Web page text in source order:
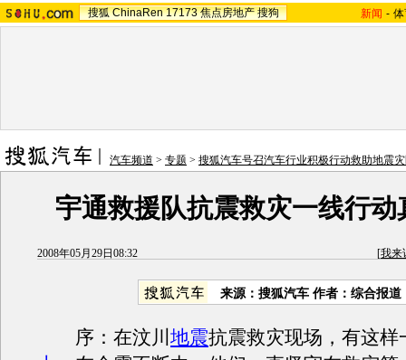
搜狐 ChinaRen 17173 焦点房地产 搜狗 新闻 -
汽车频道 > 专题 > 搜狐汽车号召汽车行业积极行动救助地震
宇通救援队抗震救灾一线行动
2008年05月29日08:32 [我来
来源：搜狐汽车 作者：综合报道
序：在汶川 地震抗震救灾现场，有这样